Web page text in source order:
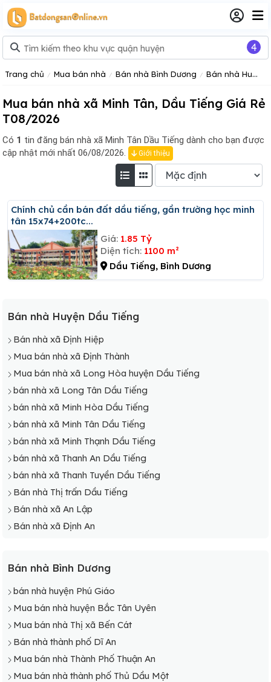
Trang chủ Mua bán nhà Bán nhà Bình Dương Bán nhà Huyện Dầu Tiếng
Mua bán nhà xã Minh Tân, Dầu Tiếng Giá Rẻ
T08/2026
Có 1 tin đăng bán nhà xã Minh Tân Dầu Tiếng dành cho bạn được
cập nhật mới nhất 06/08/2026.
Giới thiệu
Chính chủ cần bán đất dầu tiếng, gần trường học minh
tân 15x74+200tc...
Giá: 1.85 Tỷ
Diện tích: 1100 m²
Dầu Tiếng, Bình Dương
Bán nhà Huyện Dầu Tiếng
Bán nhà xã Định Hiệp
Mua bán nhà xã Định Thành
Mua bán nhà xã Long Hòa huyện Dầu Tiếng
bán nhà xã Long Tân Dầu Tiếng
bán nhà xã Minh Hòa Dầu Tiếng
bán nhà xã Minh Tân Dầu Tiếng
bán nhà xã Minh Thạnh Dầu Tiếng
bán nhà xã Thanh An Dầu Tiếng
bán nhà xã Thanh Tuyền Dầu Tiếng
Bán nhà Thị trấn Dầu Tiếng
Bán nhà xã An Lập
Bán nhà xã Định An
Bán nhà Bình Dương
bán nhà huyện Phú Giáo
Mua bán nhà huyện Bắc Tân Uyên
Mua bán nhà Thị xã Bến Cát
Bán nhà thành phố Dĩ An
Mua bán nhà Thành Phố Thuận An
Mua bán nhà thành phố Thủ Dầu Một
4